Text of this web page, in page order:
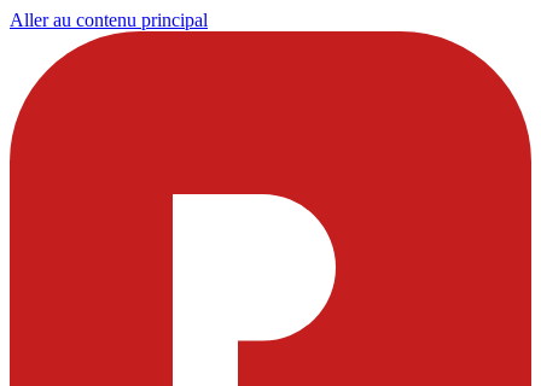
Aller au contenu principal